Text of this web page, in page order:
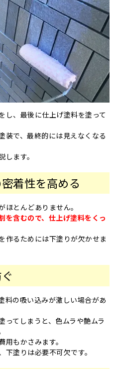
し、最後に仕上げ塗料を塗って
装で、最終的には見えなくなる
ます。
着性を高める
とんどありません。
を含むので、仕上げ塗料をくっ
作るためには下塗りが欠かせま
料の吸い込みが激しい場合があ
ってしまうと、色ムラや艶ムラ
もかさみます。
塗りは必要不可欠です。